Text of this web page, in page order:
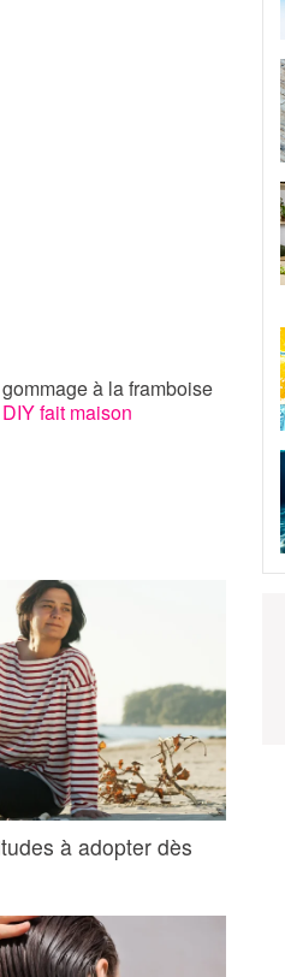
à la framboise
DIY fait maison
à adopter dès